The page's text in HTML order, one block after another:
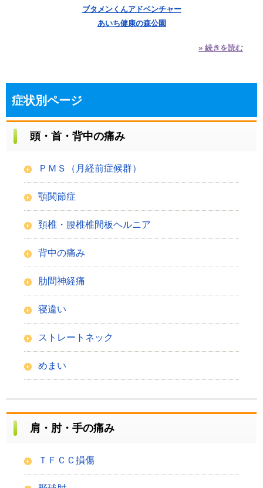
ブタメンくんアドベンチャー
あいち健康の森公園
» 続きを読む
症状別ページ
頭・首・背中の痛み
ＰＭＳ（月経前症候群）
顎関節症
頚椎・腰椎椎間板ヘルニア
背中の痛み
肋間神経痛
寝違い
ストレートネック
めまい
肩・肘・手の痛み
ＴＦＣＣ損傷